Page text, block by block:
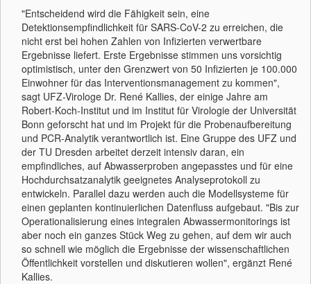
"Entscheidend wird die Fähigkeit sein, eine
Detektionsempfindlichkeit für SARS-CoV-2 zu erreichen, die
nicht erst bei hohen Zahlen von Infizierten verwertbare
Ergebnisse liefert. Erste Ergebnisse stimmen uns vorsichtig
optimistisch, unter den Grenzwert von 50 Infizierten je 100.000
Einwohner für das Interventionsmanagement zu kommen",
sagt UFZ-Virologe Dr. René Kallies, der einige Jahre am
Robert-Koch-Institut und im Institut für Virologie der Universität
Bonn geforscht hat und im Projekt für die Probenaufbereitung
und PCR-Analytik verantwortlich ist. Eine Gruppe des UFZ und
der TU Dresden arbeitet derzeit intensiv daran, ein
empfindliches, auf Abwasserproben angepasstes und für eine
Hochdurchsatzanalytik geeignetes Analyseprotokoll zu
entwickeln. Parallel dazu werden auch die Modellsysteme für
einen geplanten kontinuierlichen Datenfluss aufgebaut. "Bis zur
Operationalisierung eines integralen Abwassermonitorings ist
aber noch ein ganzes Stück Weg zu gehen, auf dem wir auch
so schnell wie möglich die Ergebnisse der wissenschaftlichen
Öffentlichkeit vorstellen und diskutieren wollen", ergänzt René
Kallies.